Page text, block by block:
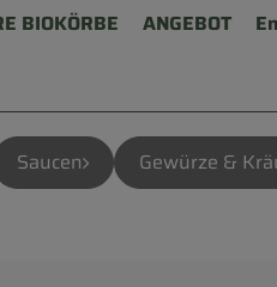
BIOKÖRBE ANGEBOT
Saucen Gewürze &